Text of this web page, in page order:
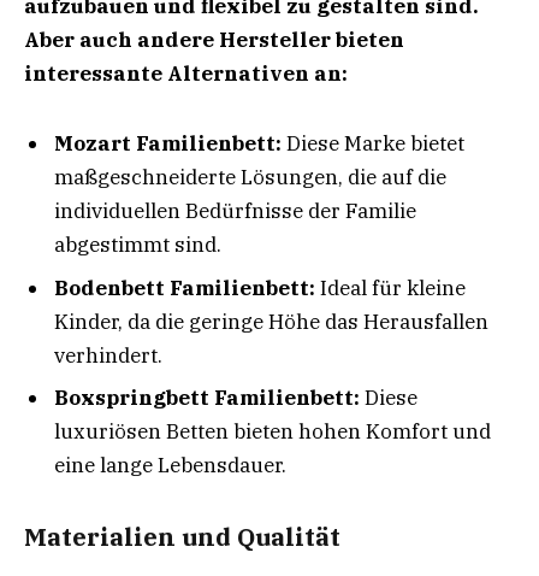
aufzubauen und flexibel zu gestalten sind.
Aber auch andere Hersteller bieten
interessante Alternativen an:
Mozart Familienbett: Diese Marke bietet
maßgeschneiderte Lösungen, die auf die
individuellen Bedürfnisse der Familie
abgestimmt sind.
Bodenbett Familienbett: Ideal für kleine
Kinder, da die geringe Höhe das Herausfallen
verhindert.
Boxspringbett Familienbett: Diese
luxuriösen Betten bieten hohen Komfort und
eine lange Lebensdauer.
Materialien und Qualität